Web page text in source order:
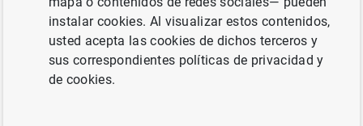
crea en el ámbito europeo el Mecanismo Único de
Supervisión.
En la actualidad, la delimitación básica de las
instalar cookies. Al visualizar estos contenidos,
usted acepta las cookies de dichos terceros y
sus correspondientes políticas de privacidad y
de cookies.